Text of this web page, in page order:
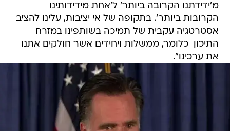
מ'ידידתנו הקרובה ביותר' ל'אחת מידידותינו
הקרובות ביותר'. בתקופה של אי יציבות, עלינו להציב
אסטרטגיה עקבית של תמיכה בשותפינו במזרח
התיכון  כלומר, ממשלות ויחידים אשר חולקים אתנו
את ערכינו".